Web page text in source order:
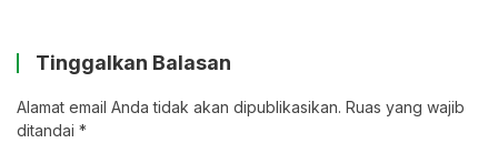
Tinggalkan Balasan
Alamat email Anda tidak akan dipublikasikan. Ruas yang wajib
ditandai *